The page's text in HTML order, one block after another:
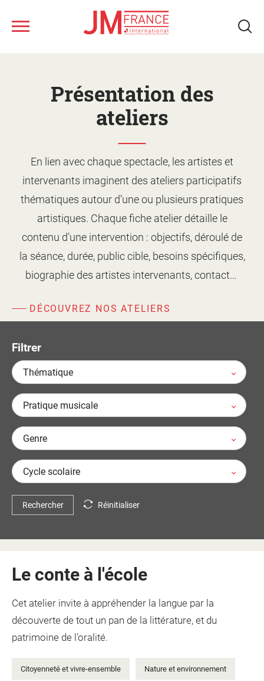
contenu
Qui sommes-nous ?
Notre réseau
Le jeune public
Les artistes
Ateliers musicaux
Monter un projet d'action
culturelle
Présentation des ateliers
Tous les spectacles
Le calendrier
Les spectacles
Les Étincelles
Nos ressources
Supports de promotion et
d'information
Livrets pédagogiques
Fonds musical JM France
Actualités
Présentation des
ateliers
En lien avec chaque spectacle, les artistes et
intervenants imaginent des ateliers participatifs
thématiques autour d’une ou plusieurs pratiques
artistiques. Chaque fiche atelier détaille le
contenu d’une intervention : objectifs, déroulé de
la séance, durée, public cible, besoins spécifiques,
biographie des artistes intervenants, contact…
DÉCOUVREZ NOS ATELIERS
Filtrer
Thématique
Pratique musicale
Genre
Cycle scolaire
Le conte à l'école
Cet atelier invite à appréhender la langue par la
découverte de tout un pan de la littérature, et du
patrimoine de l'oralité.
Citoyenneté et vivre-ensemble Nature et environnement